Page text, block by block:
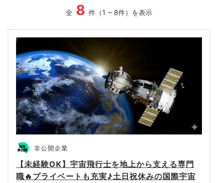
全 8 件（1 ~ 8件）を表示
非公開企業
【未経験OK】宇宙飛行士を地上から支える専門
職🔥プライベートも充実♪土日祝休みの国際宇宙